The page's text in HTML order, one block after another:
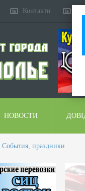
Контакти
НОВОСТИ
События, праздники